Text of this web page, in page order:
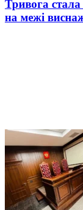
Тривога
на межі